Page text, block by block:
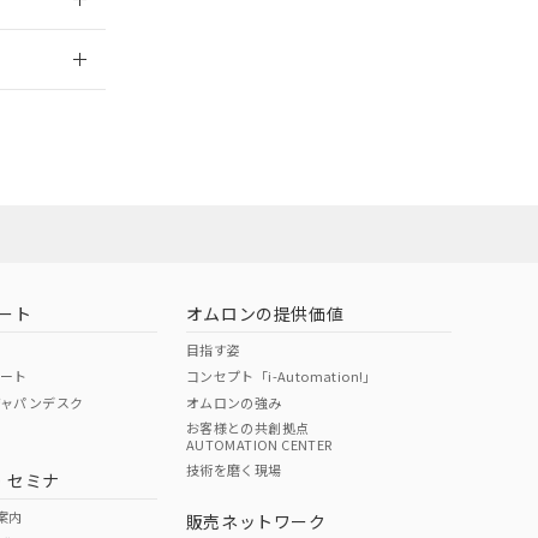
ページへ
ください
ト
ト
パンデスク
セミナ
内
オムロンの提供価値
目指す姿
コンセプト「i-Automation!」
オムロンの強み
お客様との共創拠点
AUTOMATION CENTER
技術を磨く現場
販売ネットワーク